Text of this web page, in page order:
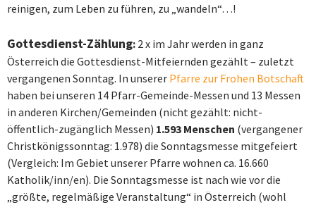
reinigen, zum Leben zu führen, zu „wandeln“…!
Gottesdienst-Zählung: 2 x im Jahr werden in ganz
Österreich die Gottesdienst-Mitfeiernden gezählt – zuletzt
vergangenen Sonntag. In unserer Pfarre zur Frohen Botschaft
haben bei unseren 14 Pfarr-Gemeinde-Messen und 13 Messen
in anderen Kirchen/Gemeinden (nicht gezählt: nicht-
öffentlich-zugänglich Messen) 1.593 Menschen (vergangener
Christkönigssonntag: 1.978) die Sonntagsmesse mitgefeiert
(Vergleich: Im Gebiet unserer Pfarre wohnen ca. 16.660
Katholik/inn/en). Die Sonntagsmesse ist nach wie vor die
„größte, regelmäßige Veranstaltung“ in Österreich (wohl